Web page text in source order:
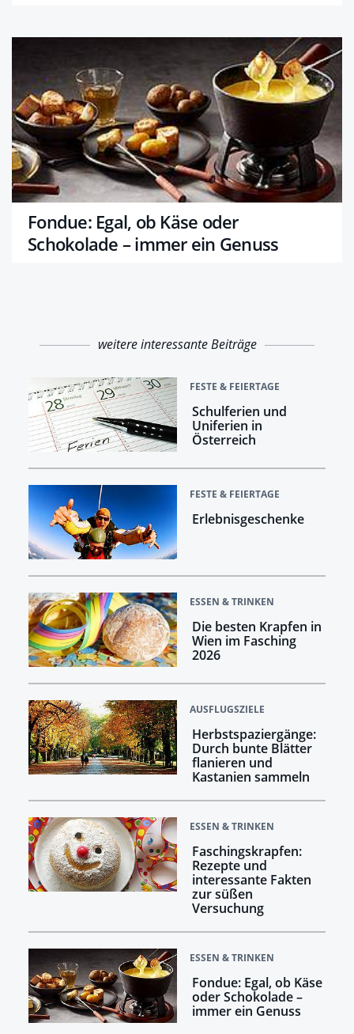
Fondue: Egal, ob Käse oder
Schokolade – immer ein Genuss
weitere interessante Beiträge
FESTE & FEIERTAGE
Schulferien und
Uniferien in
Österreich
FESTE & FEIERTAGE
Erlebnisgeschenke
ESSEN & TRINKEN
Die besten Krapfen in
Wien im Fasching
2026
AUSFLUGSZIELE
Herbstspaziergänge:
Durch bunte Blätter
flanieren und
Kastanien sammeln
ESSEN & TRINKEN
Faschingskrapfen:
Rezepte und
interessante Fakten
zur süßen
Versuchung
ESSEN & TRINKEN
Fondue: Egal, ob Käse
oder Schokolade –
immer ein Genuss